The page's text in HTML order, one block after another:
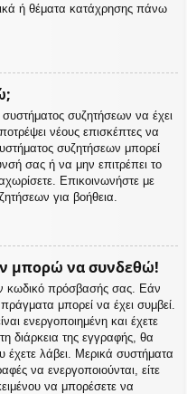
ή θέματα κατάχρησης πάνω
συστήματος συζητήσεων να έχει
νέους επισκέπτες να
συζητήσεων μπορεί
σας ή να μην επιτρέπει το
Επικοινωνήστε με
για βοήθεια.
μπορώ να συνδεθώ!
κωδικό πρόσβασής σας. Εάν
μπορεί να έχει συμβεί.
ενεργοποιημένη και έχετε
διάρκεια της εγγραφής, θα
έχετε λάβει. Μερικά συστήματα
να ενεργοποιούνται, είτε
να μπορέσετε να